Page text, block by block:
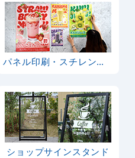
パネル印刷・スチレンボード
ショップサインスタンド